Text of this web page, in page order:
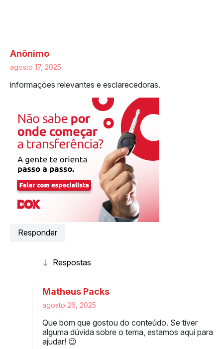
Anônimo
agosto 17, 2025
informações relevantes e esclarecedoras.
Responder
Matheus Packs
agosto 26, 2025
Que bom que gostou do conteúdo. Se tiver
alguma dúvida sobre o tema, estamos aqui para
ajudar! 😉